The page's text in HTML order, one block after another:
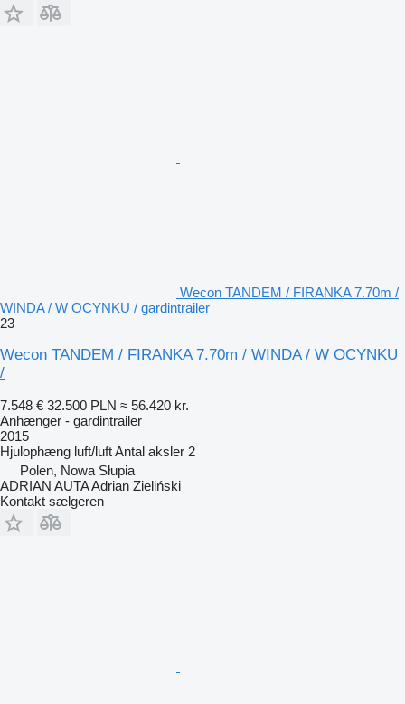
Wecon TANDEM / FIRANKA 7.70m /
WINDA / W OCYNKU / gardintrailer
23
Wecon TANDEM / FIRANKA 7.70m / WINDA / W OCYNKU
/
7.548 € 32.500 PLN ≈ 56.420 kr.
Anhænger - gardintrailer
2015
Hjulophæng luft/luftAntal aksler 2
Polen, Nowa Słupia
ADRIAN AUTA Adrian Zieliński
Kontakt sælgeren